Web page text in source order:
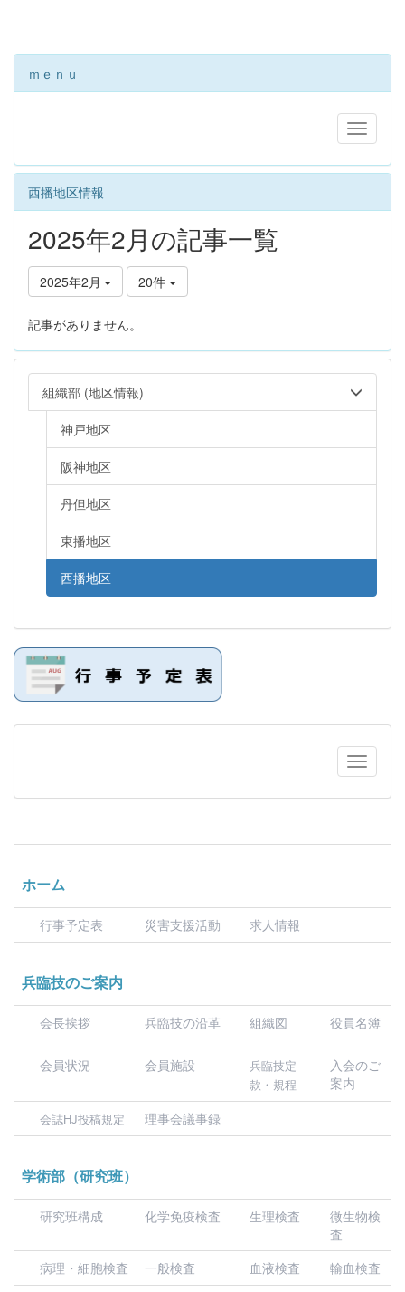
ｍｅｎｕ
西播地区情報
2025年2月の記事一覧
2025年2月 20件
記事がありません。
組織部 (地区情報)
神戸地区
阪神地区
丹但地区
東播地区
西播地区
ホーム
行事予定表 災害支援活動 求人情報
兵臨技のご案内
会長挨拶 兵臨技の沿革 組織図 役員名簿
会員状況 会員施設
兵臨技定
款・規程
入会のご
案内
会誌HJ投稿規定 理事会議事録
学術部（研究班）
研究班構成 化学免疫検査 生理検査
微生物検
査
病理・細胞検査
一般検査 血液検査
輸血検査